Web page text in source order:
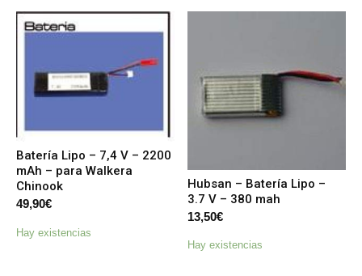
Batería Lipo – 7,4 V – 2200
mAh – para Walkera
Chinook
49,90€
Hay existencias
Hubsan – Batería Lipo –
3.7 V – 380 mah
13,50€
Hay existencias